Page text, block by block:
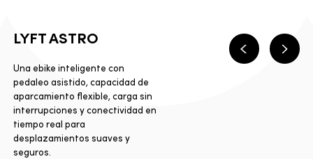
Anterior
LYFT ASTRO
Una ebike inteligente con
pedaleo asistido, capacidad de
aparcamiento flexible, carga sin
interrupciones y conectividad en
tiempo real para
desplazamientos suaves y
seguros.